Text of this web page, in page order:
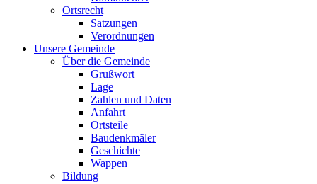
Ortsrecht
Satzungen
Verordnungen
Unsere Gemeinde
Über die Gemeinde
Grußwort
Lage
Zahlen und Daten
Anfahrt
Ortsteile
Baudenkmäler
Geschichte
Wappen
Bildung